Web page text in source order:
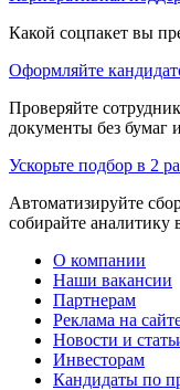
Какой соцпакет вы
Оформляйте
Проверяйте
документы без бумаг
Ускорьте подбор в 2
Автоматизируйте
собирайте аналитику
О компании
Наши вакансии
Партнерам
Реклама на
Новости и
Инвесторам
Кандидаты по